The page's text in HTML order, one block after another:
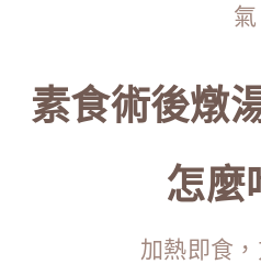
氣
素食術後燉
怎麼
加熱即食